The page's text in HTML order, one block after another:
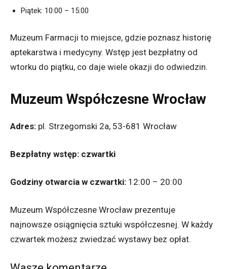
Piątek: 10:00 – 15:00
Muzeum Farmacji to miejsce, gdzie poznasz historię
aptekarstwa i medycyny. Wstęp jest bezpłatny od
wtorku do piątku, co daje wiele okazji do odwiedzin.
Muzeum Współczesne Wrocław
Adres: pl. Strzegomski 2a, 53-681 Wrocław
Bezpłatny wstęp: czwartki
Godziny otwarcia w czwartki: 12:00 – 20:00
Muzeum Współczesne Wrocław prezentuje
najnowsze osiągnięcia sztuki współczesnej. W każdy
czwartek możesz zwiedzać wystawy bez opłat.